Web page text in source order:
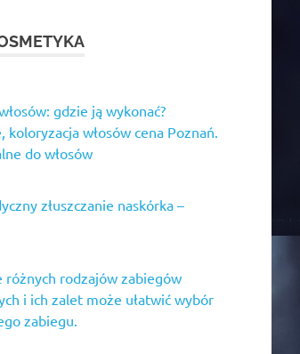
gdzie ją wykonać?
koloryzacja włosów cena Poznań.
do włosów
złuszczanie naskórka –
różnych rodzajów zabiegów
i ich zalet może ułatwić wybór
zabiegu.